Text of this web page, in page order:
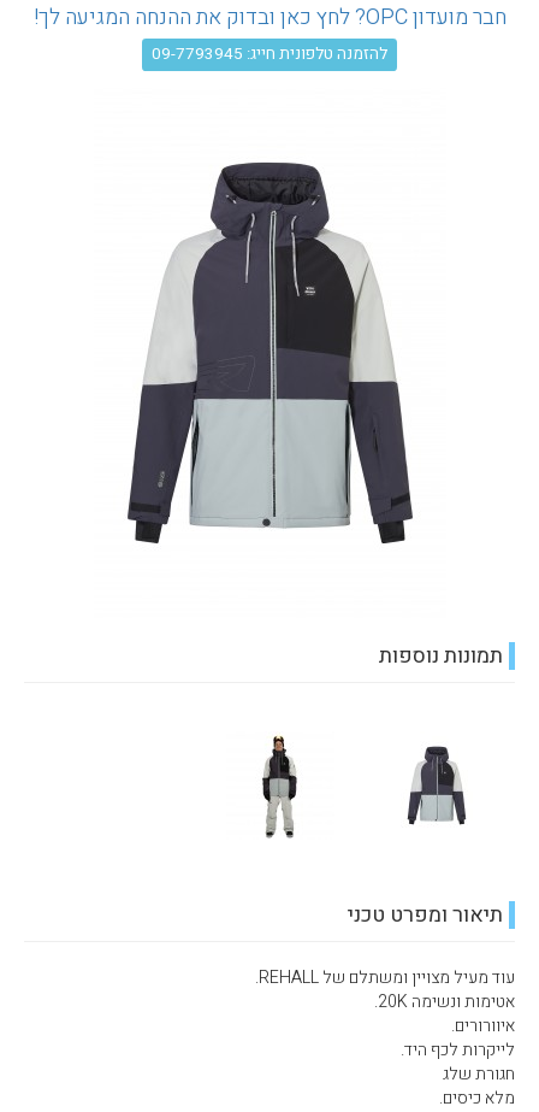
תמונות נוספות
חבר מועדון OPC? לחץ כאן ובדוק את ההנחה המגיעה לך!
להזמנה טלפונית חייג: 09-7793945
תיאור ומפרט טכני
עוד מעיל מצויין ומשתלם של REHALL.
אטימות ונשימה 20K.
איוורורים.
לייקרות לכף היד.
חגורת שלג
מלא כיסים.